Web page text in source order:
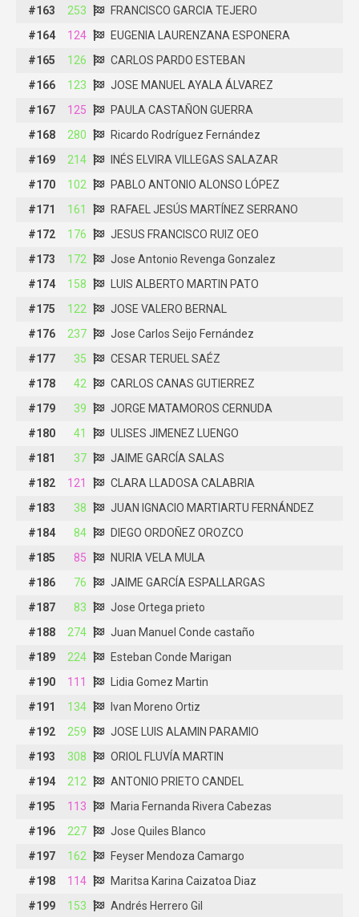
#163 253
FRANCISCO GARCIA TEJERO
#164
124
EUGENIA LAURENZANA ESPONERA
#165
126
CARLOS PARDO ESTEBAN
#166
123
JOSE MANUEL AYALA ÁLVAREZ
#167
125
PAULA CASTAÑON GUERRA
#168
280
Ricardo Rodríguez Fernández
#169
214
INÉS ELVIRA VILLEGAS SALAZAR
#170
102
PABLO ANTONIO ALONSO LÓPEZ
#171
161
RAFAEL JESÚS MARTÍNEZ SERRANO
#172
176
JESUS FRANCISCO RUIZ OEO
#173
172
Jose Antonio Revenga Gonzalez
#174
158
LUIS ALBERTO MARTIN PATO
#175
122
JOSE VALERO BERNAL
#176
237
Jose Carlos Seijo Fernández
#177
35
CESAR TERUEL SAÉZ
#178
42
CARLOS CANAS GUTIERREZ
#179
39
JORGE MATAMOROS CERNUDA
#180
41
ULISES JIMENEZ LUENGO
#181
37
JAIME GARCÍA SALAS
#182
121
CLARA LLADOSA CALABRIA
#183
38
JUAN IGNACIO MARTIARTU FERNÁNDEZ
#184
84
DIEGO ORDOÑEZ OROZCO
#185
85
NURIA VELA MULA
#186
76
JAIME GARCÍA ESPALLARGAS
#187
83
Jose Ortega prieto
#188
274
Juan Manuel Conde castaño
#189
224
Esteban Conde Marigan
#190
111
Lidia Gomez Martin
#191
134
Ivan Moreno Ortiz
#192
259
JOSE LUIS ALAMIN PARAMIO
#193
308
ORIOL FLUVÍA MARTIN
#194
212
ANTONIO PRIETO CANDEL
#195
113
Maria Fernanda Rivera Cabezas
#196
227
Jose Quiles Blanco
#197
162
Feyser Mendoza Camargo
#198
114
Maritsa Karina Caizatoa Diaz
#199
153
Andrés Herrero Gil
#163 253
FRANCISCO GARCIA TEJERO
#164
124
EUGENIA LAURENZANA ESPONERA
#165
126
CARLOS PARDO ESTEBAN
#166
123
JOSE MANUEL AYALA ÁLVAREZ
#167
125
PAULA CASTAÑON GUERRA
#168
280
Ricardo Rodríguez Fernández
#169
214
INÉS ELVIRA VILLEGAS SALAZAR
#170
102
PABLO ANTONIO ALONSO LÓPEZ
#171
161
RAFAEL JESÚS MARTÍNEZ SERRANO
#172
176
JESUS FRANCISCO RUIZ OEO
#173
172
Jose Antonio Revenga Gonzalez
#174
158
LUIS ALBERTO MARTIN PATO
#175
122
JOSE VALERO BERNAL
#176
237
Jose Carlos Seijo Fernández
#177
CESAR TERUEL SAÉZ
#178
42
CARLOS CANAS GUTIERREZ
#179
JORGE MATAMOROS CERNUDA
#180
41
ULISES JIMENEZ LUENGO
#181
JAIME GARCÍA SALAS
#182
121
CLARA LLADOSA CALABRIA
#183
JUAN IGNACIO MARTIARTU FERNÁNDEZ
#184
84
DIEGO ORDOÑEZ OROZCO
#185
85
NURIA VELA MULA
#186
JAIME GARCÍA ESPALLARGAS
#187
83
Jose Ortega prieto
#188
274
Juan Manuel Conde castaño
#189
224
Esteban Conde Marigan
#190
111
Lidia Gomez Martin
#191
134
Ivan Moreno Ortiz
#192
259
JOSE LUIS ALAMIN PARAMIO
#193
308
ORIOL FLUVÍA MARTIN
#194
212
ANTONIO PRIETO CANDEL
#195
113
Maria Fernanda Rivera Cabezas
#196
227
Jose Quiles Blanco
#197
162
Feyser Mendoza Camargo
#198
114
Maritsa Karina Caizatoa Diaz
#199
153
Andrés Herrero Gil